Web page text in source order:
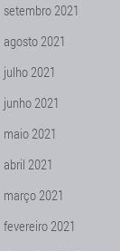
setembro 2021
agosto 2021
julho 2021
junho 2021
maio 2021
abril 2021
março 2021
fevereiro 2021